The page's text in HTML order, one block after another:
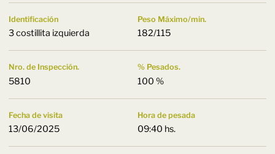
Identificación
3 costillita izquierda
Peso Máximo/min.
182/115
Nro. de Inspección.
5810
% Pesados.
100 %
Fecha de visita
13/06/2025
Hora de pesada
09:40 hs.